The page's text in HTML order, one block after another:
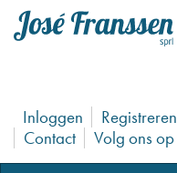
Inloggen Registreren
Contact
Volg ons op